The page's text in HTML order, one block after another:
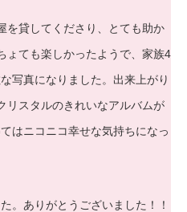
を貸してくださり、とても助か
ょても楽しかったようで、家族4
写真になりました。出来上がり
リスタルのきれいなアルバムが
はニコニコ幸せな気持ちになっ
。ありがとうございました！！